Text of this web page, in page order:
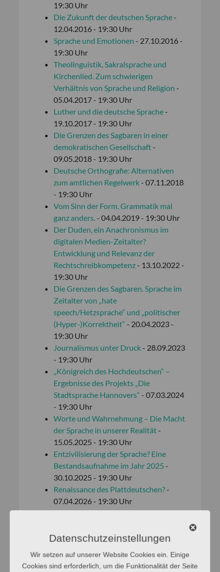
19:30 Uhr
Die Zukunft der deutschen Sprache-
12.04.2016 - 19:30 Uhr
Sprache und Emotionen - 27.10.2016 -
19:30 Uhr
Theolinguistik, Sakralsprache und
Kirchenlied. Zum schwierigen
Verhältnis von Sprache und Religion -
05.04.2017 - 19:30 Uhr
Luther und die deutsche Sprache-
19.10.2017 - 19:30 Uhr
Die Grenzen des Sagbaren in einer
demokratischen Gesellschaft-
09.05.2018 - 19:30 Uhr
Deutsche Orthografie: Alternativen
zum amtlichen Regelwerk- 07.11.2018
- 19:30 Uhr
Vom Sinn der Form. Grammatik mal
ganz anders.- 04.04.2019 - 19:30 Uhr
Der Duden, ein Anachronismus im
digitalen Medien-Zeitalter?
Entwicklung und Relevanz der
Rechtschreibkompetenz- 13.10.2022 -
19:30 Uhr
Die Grenzen des Sagbaren. Sprache im
Zeitalter von „hate
speech/Hetzsprache“ und „politischer
(Hyper-)Korrektheit“ - 20.04.2023 -
19:30 Uhr
Journalismus unter Druck- 28.09.2023
- 19:30 Uhr
„Königreich des Hochdeutschen“ –
Ergebnisse des Projekts „Die
Stadtsprache Hannovers“ - 07.03.2024
- 19:30 Uhr
Worte und Wahrnehmung – Die Macht
der Sprache in unserer Realität-
15.05.2025 - 19:30 Uhr
Entzivilisierung der Sprache? Eine
Bestandsaufnahme im Jahr 2025 -
30.10.2025 - 19:30 Uhr
Renaissance des Plattdeutschen?-
07.04.2026 - 19:30 Uhr
Datenschutzeinstellungen
Wir setzen auf unserer Website Cookies ein. Einige
Cookies sind erforderlich, um die Funktionalität der Seite